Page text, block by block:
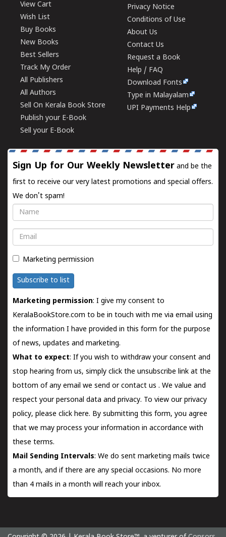
View Cart
Wish List
Buy Books
New Books
Best Sellers
Track My Order
All Publishers
All Authors
Sell On Kerala Book Store
Publish your E-Book
Sell your E-Book
Privacy Notice
Conditions of Use
About Us
Contact Us
Request a Book
Help / FAQ
Download Fonts
Type in Malayalam
UPI Payments Help
Sign Up for Our Weekly Newsletter and be the
first to receive our very latest promotions and special offers.
We don't spam!
Name
Email
Marketing permission
Subscribe to list
Marketing permission: I give my consent to
KeralaBookStore.com to be in touch with me via email using
the information I have provided in this form for the purpose
of news, updates and marketing.
What to expect: If you wish to withdraw your consent and
stop hearing from us, simply click the unsubscribe link at the
bottom of any email we send orcontact us . We value and
respect your personal data and privacy. To view our privacy
policy, please click here. By submitting this form, you agree
that we may process your information in accordance with
these terms.
Mail Sending Intervals: We do sent marketing mails twice
a month, and if there are any special occasions. No more
than 4 mails in a month will reach your inbox.